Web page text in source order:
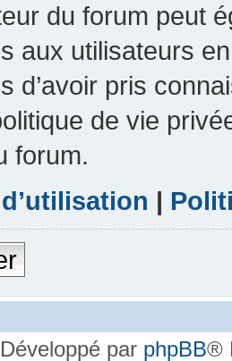
du forum peut
aux utilisateurs
d’avoir pris
de vie
forum.
|
Développé par phpBB®